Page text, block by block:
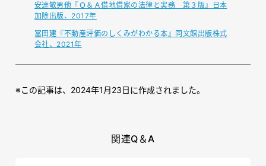
安達敏男他『Ｑ＆Ａ借地借家の法律と実務 第３版』日本
加除出版、2017年
冨田建『不動産評価のしくみがわかる本』同文館出版株式
会社、2021年
※この記事は、2024年1月23日に作成されました。
関連Q＆A